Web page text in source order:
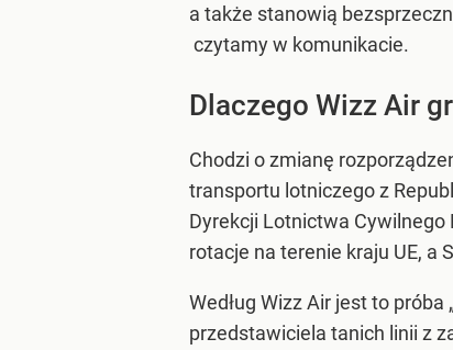
a także stanowią
czytamy w komunikacie.
Dlaczego Wizz Air
Chodzi o zmianę
transportu lotniczego z
Dyrekcji Lotnictwa Cywilnego
rotacje na terenie kraju UE, a
Według Wizz Air jest to
przedstawiciela tanich linii z